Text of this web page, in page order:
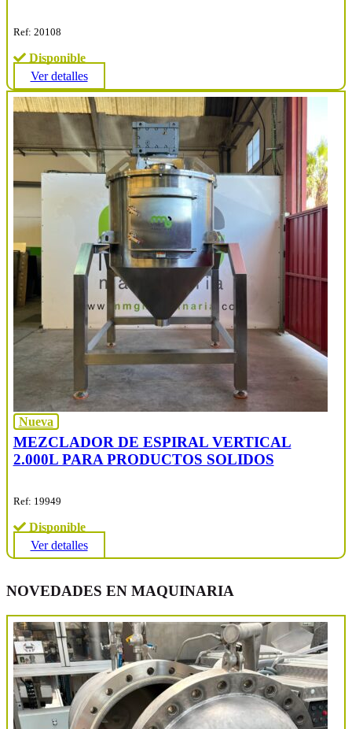
Ref: 20108
Disponible
Ver detalles
Nueva
MEZCLADOR DE ESPIRAL VERTICAL
2.000L PARA PRODUCTOS SOLIDOS
Ref: 19949
Disponible
Ver detalles
NOVEDADES EN MAQUINARIA